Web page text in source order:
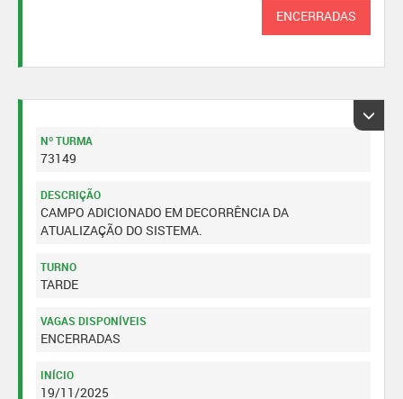
ENCERRADAS
Nº TURMA
73149
DESCRIÇÃO
CAMPO ADICIONADO EM DECORRÊNCIA DA
ATUALIZAÇÃO DO SISTEMA.
TURNO
TARDE
VAGAS DISPONÍVEIS
ENCERRADAS
INÍCIO
19/11/2025